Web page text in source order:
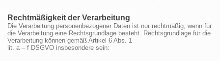
Rechtmäßigkeit der Verarbeitung
Die Verarbeitung personenbezogener Daten ist nur rechtmäßig, wenn für
die Verarbeitung eine Rechtsgrundlage besteht. Rechtsgrundlage für die
Verarbeitung können gemäß Artikel 6 Abs. 1
lit. a – f DSGVO insbesondere sein: